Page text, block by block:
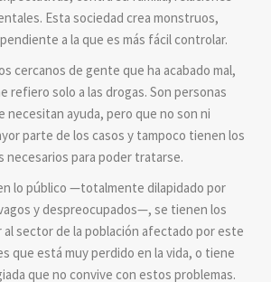
Esta sociedad crea monstruos,
a la que es más fácil controlar.
cercanos de gente que ha acabado mal,
refiero solo a las drogas. Son personas
ayuda, pero que no son ni
parte de los casos y tampoco tienen los
necesarios para poder tratarse.
lo público —totalmente dilapidado por
y despreocupados—, se tienen los
al sector de la población afectado por este
que está muy perdido en la vida, o tiene
que no convive con estos problemas.